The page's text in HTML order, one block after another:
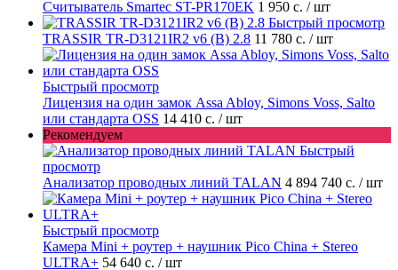
Считыватель Smartec ST-PR170EK 1 950 с. / шт
Быстрый просмотр
TRASSIR TR-D3121IR2 v6 (B) 2.8 11 780 с. / шт
Быстрый просмотр
Лицензия на один замок Assa Abloy, Simons Voss, Salto
или стандарта OSS 14 410 с. / шт
Рекомендуем
Быстрый
просмотр
Анализатор проводных линий TALAN 4 894 740 с. / шт
Быстрый просмотр
Камера Mini + роутер + наушник Pico China + Stereo
ULTRA+ 54 640 с. / шт